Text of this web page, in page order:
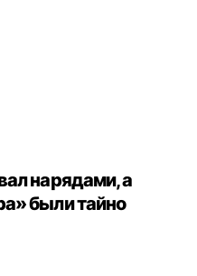
нарядами, а
были тайно